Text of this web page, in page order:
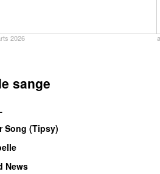
2026
sange
Song (Tipsy)
News